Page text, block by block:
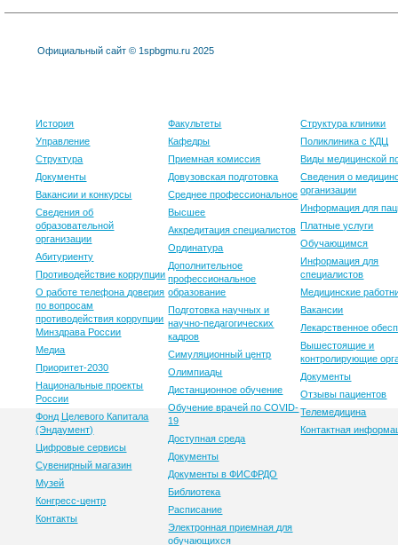
Официальный сайт © 1spbgmu.ru 2025
История
Управление
Структура
Документы
Вакансии и конкурсы
Сведения об
образовательной
организации
Абитуриенту
Противодействие коррупции
О работе телефона доверия
по вопросам
противодействия коррупции
Минздрава России
Медиа
Приоритет-2030
Национальные проекты
России
Фонд Целевого Капитала
(Эндаумент)
Цифровые сервисы
Сувенирный магазин
Музей
Конгресс-центр
Контакты
Факультеты
Кафедры
Приемная комиссия
Довузовская подготовка
Среднее профессиональное
Высшее
Аккредитация специалистов
Ординатура
Дополнительное
профессиональное
образование
Подготовка научных и
научно-педагогических
кадров
Симуляционный центр
Олимпиады
Дистанционное обучение
Обучение врачей по COVID-
19
Доступная среда
Документы
Документы в ФИСФРДО
Библиотека
Расписание
Электронная приемная для
обучающихся
Структура клиники
Поликлиника с КДЦ
Виды медицинской
Сведения о
организации
Информация для
Платные услуги
Обучающимся
Информация для
специалистов
Медицинские
Вакансии
Лекарственное
Вышестоящие и
контролирующие
Документы
Отзывы пациентов
Телемедицина
Контактная